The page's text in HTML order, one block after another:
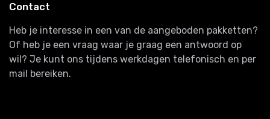
Contact
Heb je interesse in een van de aangeboden pakketten?
Of heb je een vraag waar je graag een antwoord op
wil? Je kunt ons tijdens werkdagen telefonisch en per
mail bereiken.